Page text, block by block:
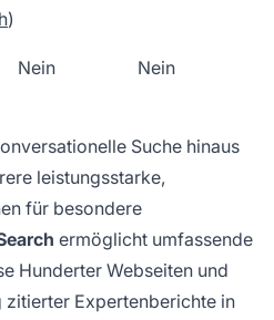
)
Nein Nein
Suche hinaus
leistungsstarke,
für besondere
ermöglicht umfassende
Hunderter Webseiten und
Expertenberichte in